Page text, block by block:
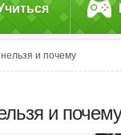
и почему
и почему